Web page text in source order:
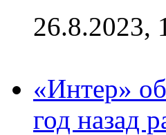
26.8.2023,
«Интер»
год назад